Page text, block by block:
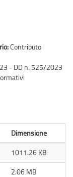
Contributo
- DD n. 525/2023
Dimensione
1011.26 KB
2.06 MB